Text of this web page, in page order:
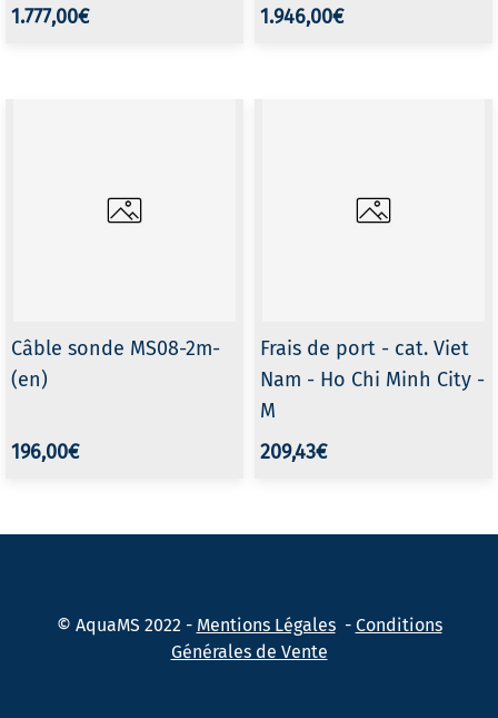
1.777,00€
1.946,00€
Câble sonde MS08-2m-
(en)
196,00€
Frais de port - cat. Viet
Nam - Ho Chi Minh City -
M
209,43€
© AquaMS 2022 - Mentions Légales- Conditions
Générales de Vente